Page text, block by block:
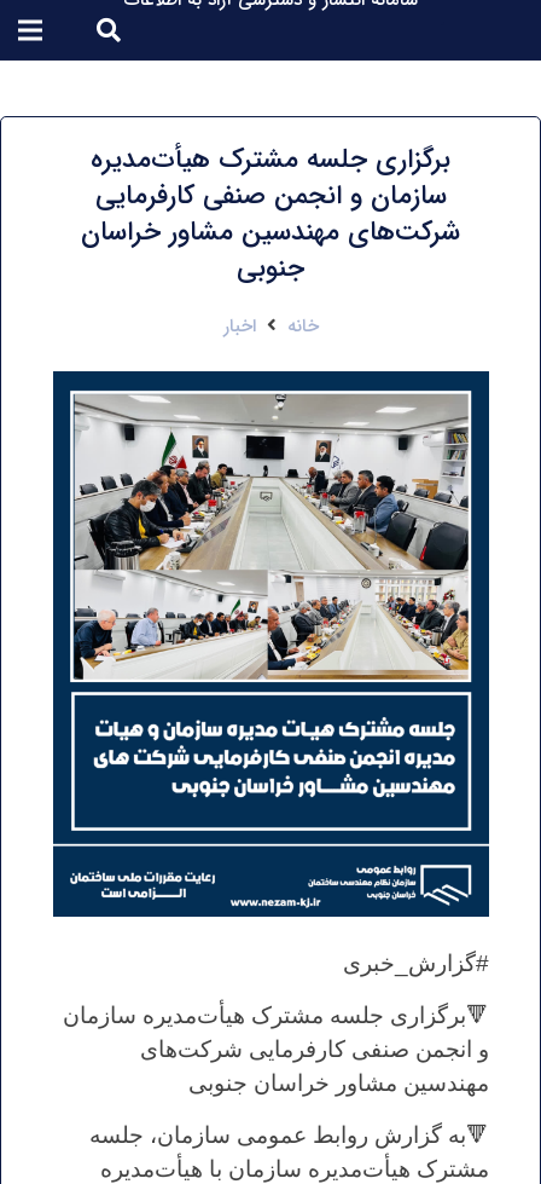
برگزاری جلسه مشترک هیأت‌مدیره
سازمان و انجمن صنفی کارفرمایی
شرکت‌های مهندسین مشاور خراسان
جنوبی
خانه اخبار
#گزارش_خبری
🔻برگزاری جلسه مشترک هیأت‌مدیره سازمان
و انجمن صنفی کارفرمایی شرکت‌های
مهندسین مشاور خراسان جنوبی
🔻به گزارش روابط عمومی سازمان، جلسه
مشترک هیأت‌مدیره سازمان با هیأت‌مدیره